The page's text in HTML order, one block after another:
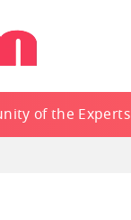
of the Experts